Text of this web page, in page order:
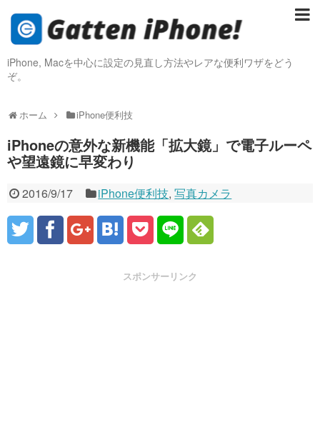
iPhone, Macを中心に設定の見直し方法やレアな便利ワザをどう
ぞ。
ホーム iPhone便利技
iPhoneの意外な新機能「拡大鏡」で電子ルーペ
や望遠鏡に早変わり
2016/9/17 iPhone便利技,写真カメラ
スポンサーリンク